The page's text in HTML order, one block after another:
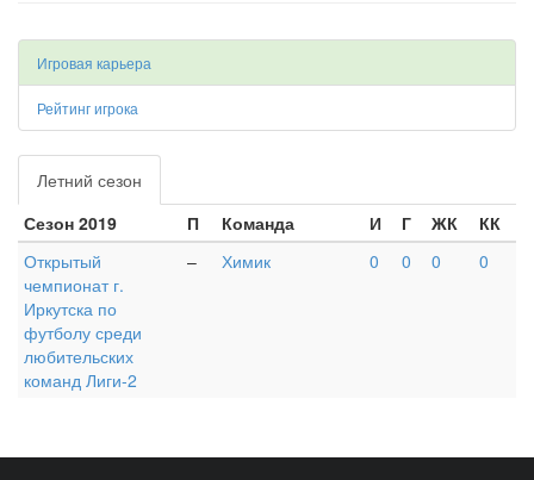
Игровая карьера
Рейтинг игрока
Летний сезон
Сезон 2019
П Команда И Г ЖК
КК
Открытый
чемпионат г.
Иркутска по
футболу среди
любительских
команд Лиги-2
– Химик 0 0 0 0